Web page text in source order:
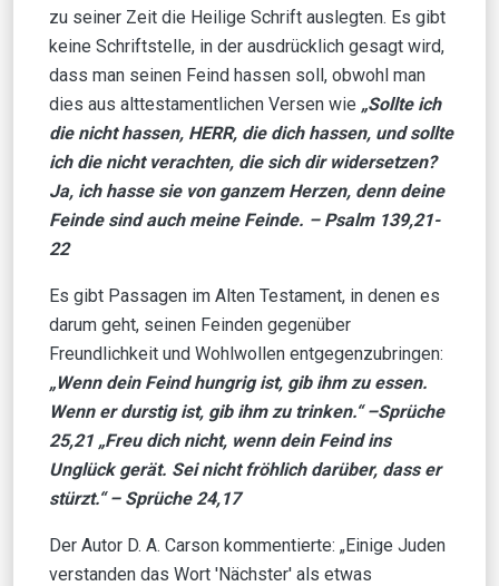
zu seiner Zeit die Heilige Schrift auslegten. Es gibt
keine Schriftstelle, in der ausdrücklich gesagt wird,
dass man seinen Feind hassen soll, obwohl man
dies aus alttestamentlichen Versen wie „Sollte ich
die nicht hassen, HERR, die dich hassen, und sollte
ich die nicht verachten, die sich dir widersetzen?
Ja, ich hasse sie von ganzem Herzen, denn deine
Feinde sind auch meine Feinde. – Psalm 139,21-
22
Es gibt Passagen im Alten Testament, in denen es
darum geht, seinen Feinden gegenüber
Freundlichkeit und Wohlwollen entgegenzubringen:
„Wenn dein Feind hungrig ist, gib ihm zu essen.
Wenn er durstig ist, gib ihm zu trinken.“ –Sprüche
25,21 „Freu dich nicht, wenn dein Feind ins
Unglück gerät. Sei nicht fröhlich darüber, dass er
stürzt.“ – Sprüche 24,17
Der Autor D. A. Carson kommentierte: „Einige Juden
verstanden das Wort 'Nächster' als etwas